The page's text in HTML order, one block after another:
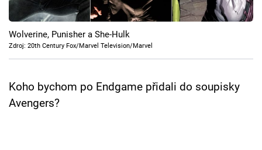
Cool Esport
Pořady
Sledujte prima+
Wolverine, Punisher a She-Hulk
Zdroj: 20th Century Fox/Marvel Television/Marvel
Koho bychom po Endgame přidali do soupisky
Avengers?